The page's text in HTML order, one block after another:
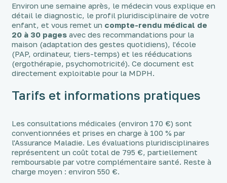
Environ une semaine après, le médecin vous explique en
détail le diagnostic, le profil pluridisciplinaire de votre
enfant, et vous remet un compte-rendu médical de
20 à 30 pagesavec des recommandations pour la
maison (adaptation des gestes quotidiens), l'école
(PAP, ordinateur, tiers-temps) et les rééducations
(ergothérapie, psychomotricité). Ce document est
directement exploitable pour la MDPH.
Tarifs et informations pratiques
Les consultations médicales (environ 170 €) sont
conventionnées et prises en charge à 100 % par
l'Assurance Maladie. Les évaluations pluridisciplinaires
représentent un coût total de 795 €, partiellement
remboursable par votre complémentaire santé. Reste à
charge moyen : environ 550 €.